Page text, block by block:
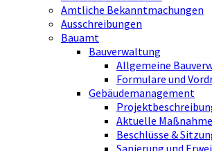
Amtliche Bekanntmachungen
Ausschreibungen
Bauamt
Bauverwaltung
Allgemeine
Formulare und
Gebäudemanagement
Aktuelle
Beschlüsse &
Sanierung und